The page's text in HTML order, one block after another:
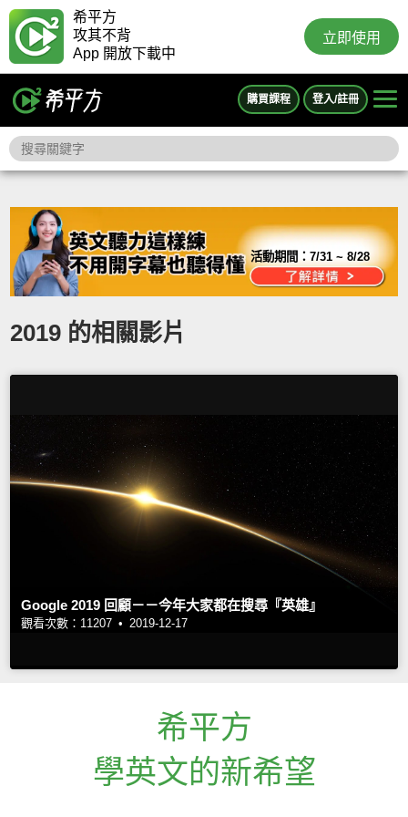
希平方
攻其不背
App 開放下載中
立即使用
購買課程 登入/註冊
活動期間：7/31 ~ 8/28
2019 的相關影片
Google 2019 回顧－－今年大家都在搜尋『英雄』
觀看次數：11207 • 2019-12-17
希平方
學英文的新希望